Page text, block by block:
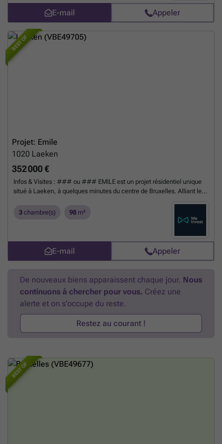
Contact us without delay to discover all the benefits of this
magnificent project.
E-mail Appeler
BEST OF
Projet: Emile
1020 Laeken
352 000 €
Infos & Visites : ### ou ### EMILE est un projet résidentiel unique
situé à Laeken, à quelques minutes du centre de Bruxelles. Alliant le
modernes, il propose 14 appartements lumineux et spacieux, conçus
pour un confort optimal. Le projet bénéficie d’un emplacement
ainsi un cadre de vie calme et connecté au centre-ville. EMILE offre un
design élégant et durable, au cœur d’un quartier en pleine
transformation. Possibilité de TVA à 6% sous conditions.
3 chambre(s) 98 m²
E-mail Appeler
De nouveaux biens apparaissent chaque jour. Nous
continuons à chercher pour vous. Créez une
alerte et on s'occupe du reste.
Restez au courant !
BEST OF